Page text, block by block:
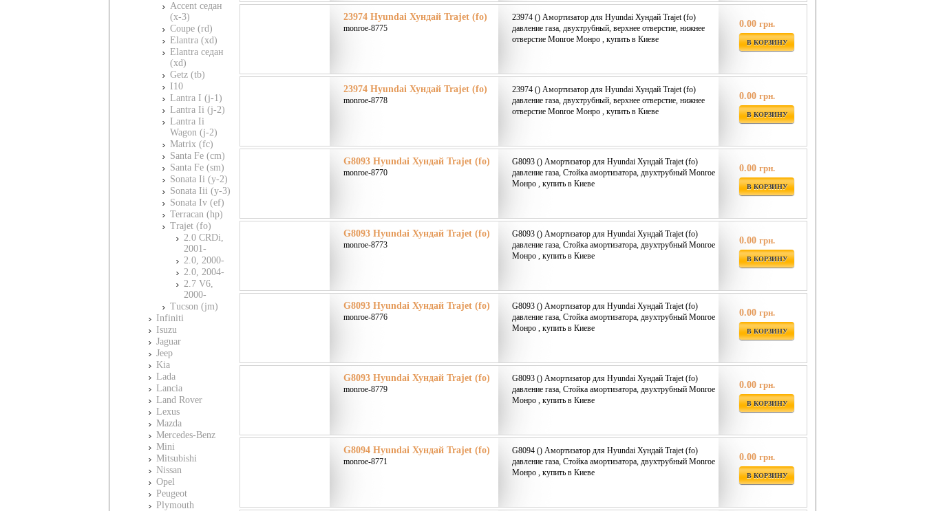
Accent седан
(x-3)
Coupe (rd)
Elantra (xd)
Elantra седан
(xd)
Getz (tb)
I10
Lantra I (j-1)
Lantra Ii (j-2)
Lantra Ii
Wagon (j-2)
Matrix (fc)
Santa Fe (cm)
Santa Fe (sm)
Sonata Ii (y-2)
Sonata Iii (y-3)
Sonata Iv (ef)
Terracan (hp)
Trajet (fo)
2.0 CRDi,
2001-
2.0, 2000-
2.0, 2004-
2.7 V6,
2000-
Tucson (jm)
Infiniti
Isuzu
Jaguar
Jeep
Kia
Lada
Lancia
Land Rover
Lexus
Mazda
Mercedes-Benz
Mini
Mitsubishi
Nissan
Opel
Peugeot
Plymouth
23974 Hyundai Хундай Trajet (fo)
monroe-8775
23974 () Амортизатор для Hyundai Хундай Trajet (fo)
давление газа, двухтрубный, верхнее отверстие, нижнее
отверстие Monroe Монро , купить в Киеве
0.00 грн.
В КОРЗИНУ
23974 Hyundai Хундай Trajet (fo)
monroe-8778
23974 () Амортизатор для Hyundai Хундай Trajet (fo)
давление газа, двухтрубный, верхнее отверстие, нижнее
отверстие Monroe Монро , купить в Киеве
0.00 грн.
В КОРЗИНУ
G8093 Hyundai Хундай Trajet (fo)
monroe-8770
G8093 () Амортизатор для Hyundai Хундай Trajet (fo)
давление газа, Стойка амортизатора, двухтрубный Monroe
Монро , купить в Киеве
0.00 грн.
В КОРЗИНУ
G8093 Hyundai Хундай Trajet (fo)
monroe-8773
G8093 () Амортизатор для Hyundai Хундай Trajet (fo)
давление газа, Стойка амортизатора, двухтрубный Monroe
Монро , купить в Киеве
0.00 грн.
В КОРЗИНУ
G8093 Hyundai Хундай Trajet (fo)
monroe-8776
G8093 () Амортизатор для Hyundai Хундай Trajet (fo)
давление газа, Стойка амортизатора, двухтрубный Monroe
Монро , купить в Киеве
0.00 грн.
В КОРЗИНУ
G8093 Hyundai Хундай Trajet (fo)
monroe-8779
G8093 () Амортизатор для Hyundai Хундай Trajet (fo)
давление газа, Стойка амортизатора, двухтрубный Monroe
Монро , купить в Киеве
0.00 грн.
В КОРЗИНУ
G8094 Hyundai Хундай Trajet (fo)
monroe-8771
G8094 () Амортизатор для Hyundai Хундай Trajet (fo)
давление газа, Стойка амортизатора, двухтрубный Monroe
Монро , купить в Киеве
0.00 грн.
В КОРЗИНУ